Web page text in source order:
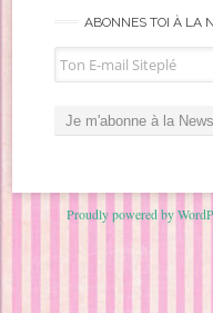
ABONNES TOI À LA
Proudly powered by